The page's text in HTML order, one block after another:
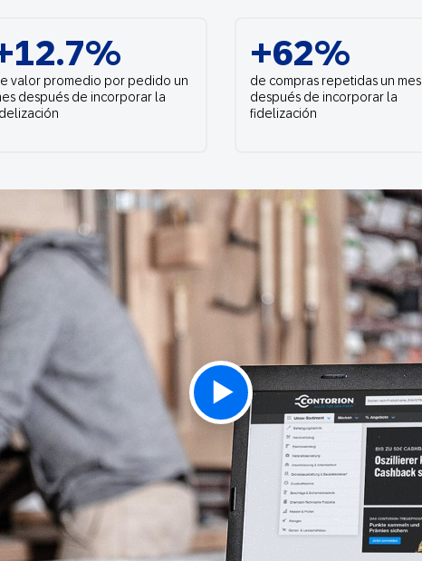
Wallet
Mensajería
conversacional
Correo directo
valor promedio por pedido un
después de incorporar la
+62%
de compras repetidas un mes
después de incorporar la
fidelización